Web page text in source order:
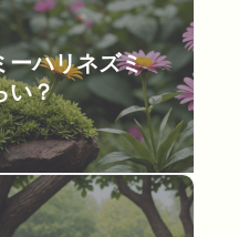
ーハリネズミ
い？